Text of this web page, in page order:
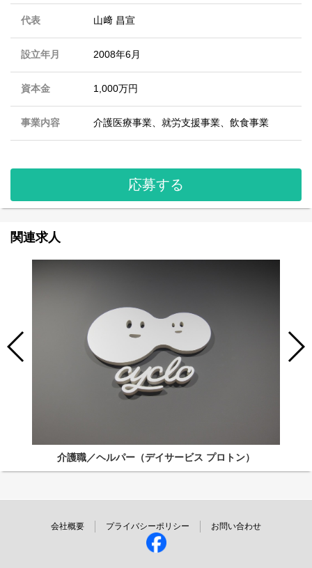
代表 山﨑 昌宣
設立年月 2008年6月
資本金 1,000万円
事業内容 介護医療事業、就労支援事業、飲食事業
応募する
関連求人
介護職／ヘルパー（デイサービス プロトン）
会社概要 プライバシーポリシー お問い合わせ